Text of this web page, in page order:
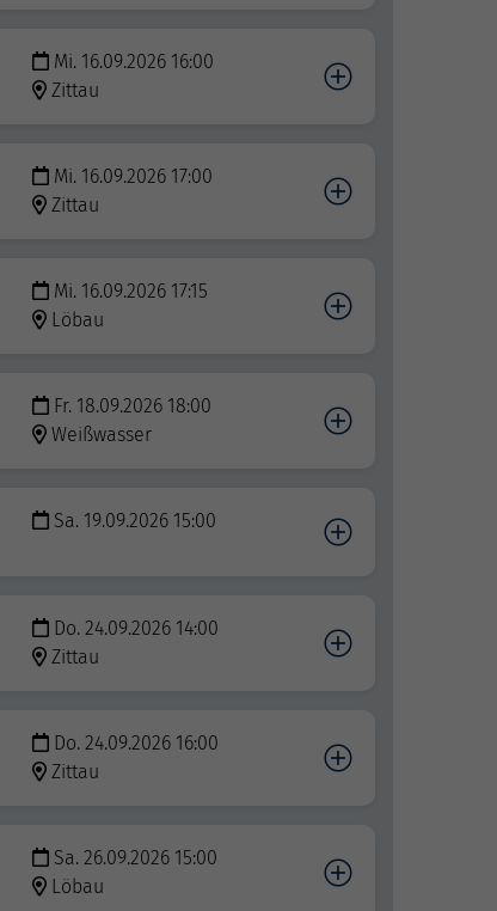
Mi. 16.09.2026 16:00
Zittau
Mi. 16.09.2026 17:00
Zittau
Mi. 16.09.2026 17:15
Löbau
Fr. 18.09.2026 18:00
Weißwasser
Sa. 19.09.2026 15:00
Do. 24.09.2026 14:00
Zittau
Do. 24.09.2026 16:00
Zittau
Sa. 26.09.2026 15:00
Löbau